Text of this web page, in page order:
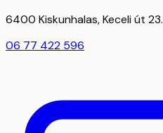
6400 Kiskunhalas, Keceli út 23.
06 77 422 596